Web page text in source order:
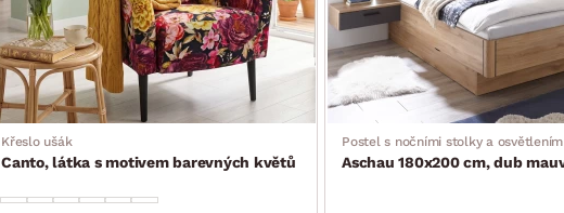
Křeslo ušák
Canto, látka s motivem barevných květů
Postel s nočními stolky a osvětlením
Aschau 180x200 cm, dub